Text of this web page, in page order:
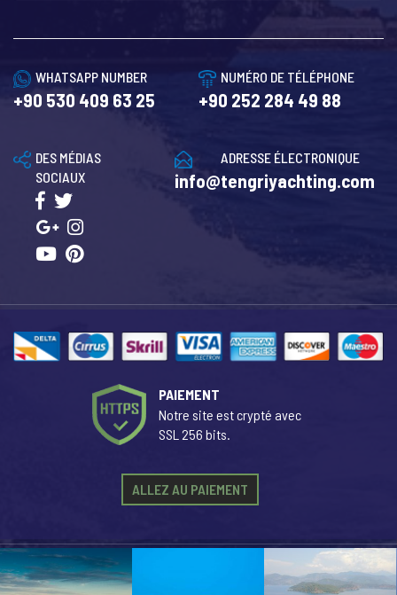
WHATSAPP NUMBER
+90 530 409 63 25
NUMÉRO DE TÉLÉPHONE
+90 252 284 49 88
ADRESSE ÉLECTRONIQUE
info@tengriyachting.com
DES MÉDIAS
SOCIAUX
PAIEMENT
Notre site est crypté avec
SSL 256 bits.
ALLEZ AU PAIEMENT